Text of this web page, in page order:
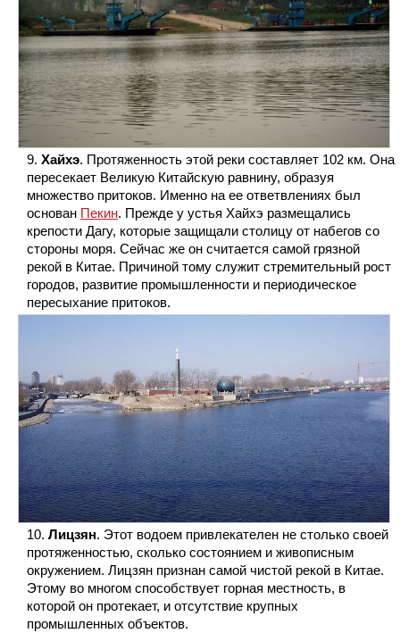
Хайхэ. Протяженность этой реки составляет 102 км. Она
пересекает Великую Китайскую равнину, образуя
множество притоков. Именно на ее ответвлениях был
основан Пекин. Прежде у устья Хайхэ размещались
крепости Дагу, которые защищали столицу от набегов со
стороны моря. Сейчас же он считается самой грязной
рекой в Китае. Причиной тому служит стремительный рост
городов, развитие промышленности и периодическое
пересыхание притоков.
Лицзян. Этот водоем привлекателен не столько своей
протяженностью, сколько состоянием и живописным
окружением. Лицзян признан самой чистой рекой в Китае.
Этому во многом способствует горная местность, в
которой он протекает, и отсутствие крупных
промышленных объектов.